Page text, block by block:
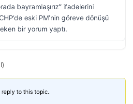
bayramlaşırız” ifadelerini
eski PM’nin göreve dönüşü
bir yorum yaptı.
reply to this topic.